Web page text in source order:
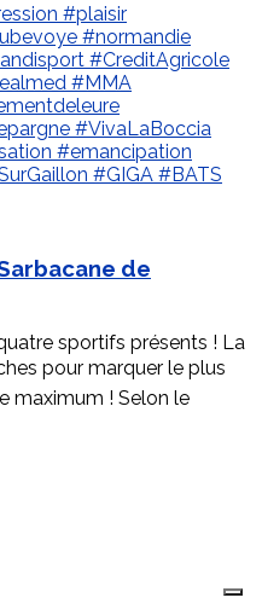
#plaisir
#normandie
#CreditAgricole
#MMA
#VivaLaBoccia
#emancipation
#GIGA #BATS
de
sportifs présents ! La
pour marquer le plus
maximum ! Selon le